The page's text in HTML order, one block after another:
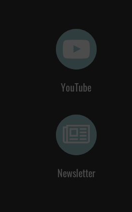
YouTube
Newsletter